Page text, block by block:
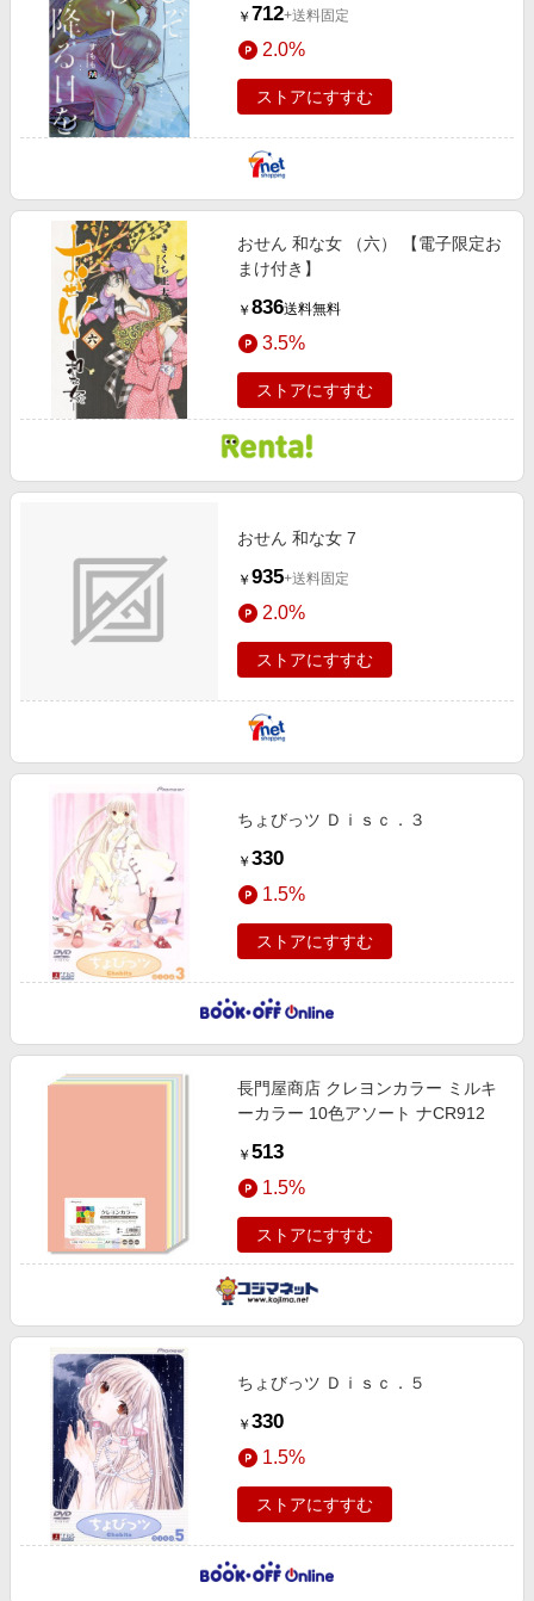
￥ 712+送料固定
2.0%
ストアにすすむ
おせん 和な女 （六） 【電子限定お
まけ付き】
￥ 836送料無料
3.5%
ストアにすすむ
おせん 和な女 7
￥ 935+送料固定
2.0%
ストアにすすむ
ちょびっツ Ｄｉｓｃ．３
￥ 330
1.5%
ストアにすすむ
長門屋商店 クレヨンカラー ミルキ
ーカラー 10色アソート ナCR912
￥ 513
1.5%
ストアにすすむ
ちょびっツ Ｄｉｓｃ．５
￥ 330
1.5%
ストアにすすむ